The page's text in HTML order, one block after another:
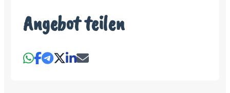
Angebot teilen